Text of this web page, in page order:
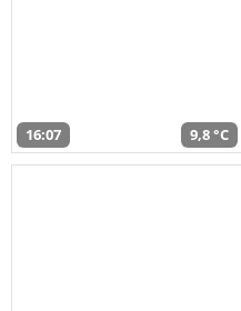
16:07 9,8 °C